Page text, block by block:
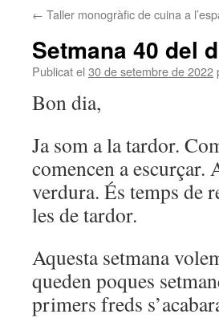
← Taller monogràfic de cuina a
Setmana 40 del
Publicat el 30 de setembre de 2022
Bon dia,
Ja som a la tardor.
comencen a escurçar.
verdura. És temps de
les de tardor.
Aquesta setmana
queden poques
primers freds